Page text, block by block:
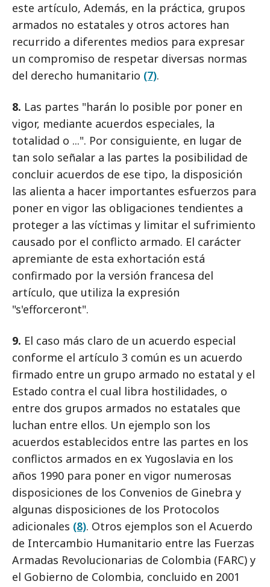
este artículo, Además, en la práctica, grupos
armados no estatales y otros actores han
recurrido a diferentes medios para expresar
un compromiso de respetar diversas normas
del derecho humanitario (7).
8. Las partes "harán lo posible por poner en
vigor, mediante acuerdos especiales, la
totalidad o ...". Por consiguiente, en lugar de
tan solo señalar a las partes la posibilidad de
concluir acuerdos de ese tipo, la disposición
las alienta a hacer importantes esfuerzos para
poner en vigor las obligaciones tendientes a
proteger a las víctimas y limitar el sufrimiento
causado por el conflicto armado. El carácter
apremiante de esta exhortación está
confirmado por la versión francesa del
artículo, que utiliza la expresión
"s'efforceront".
9. El caso más claro de un acuerdo especial
conforme el artículo 3 común es un acuerdo
firmado entre un grupo armado no estatal y el
Estado contra el cual libra hostilidades, o
entre dos grupos armados no estatales que
luchan entre ellos. Un ejemplo son los
acuerdos establecidos entre las partes en los
conflictos armados en ex Yugoslavia en los
años 1990 para poner en vigor numerosas
disposiciones de los Convenios de Ginebra y
algunas disposiciones de los Protocolos
adicionales (8). Otros ejemplos son el Acuerdo
de Intercambio Humanitario entre las Fuerzas
Armadas Revolucionarias de Colombia (FARC) y
el Gobierno de Colombia, concluido en 2001